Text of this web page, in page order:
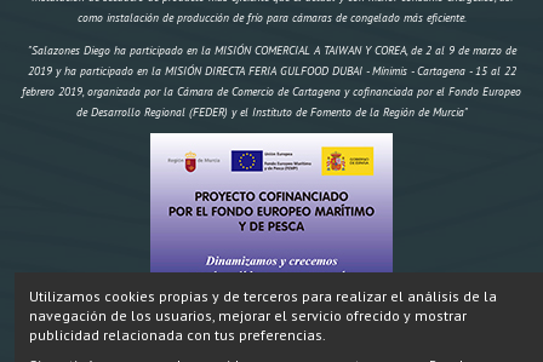
como instalación de producción de frío para cámaras de congelado más eficiente.
"Salazones Diego ha participado en la MISIÓN COMERCIAL A TAIWAN Y COREA, de 2 al 9 de marzo de
2019 y ha participado en la MISIÓN DIRECTA FERIA GULFOOD DUBAI - Mínimis - Cartagena - 15 al 22
febrero 2019, organizada por la Cámara de Comercio de Cartagena y cofinanciada por el Fondo Europeo
de Desarrollo Regional (FEDER) y el Instituto de Fomento de la Región de Murcia"
"Construcción de un secadero artificial y dos obradores climatizados, IMPORTE AYUDA
174.970,18 € FEMP 58.695,96€ CARM 19.564,99€ Total 78.259,95€" Proyecto cofinanciado por el Fondo
Utilizamos cookies propias y de terceros para realizar el análisis de la
navegación de los usuarios, mejorar el servicio ofrecido y mostrar
publicidad relacionada con tus preferencias.